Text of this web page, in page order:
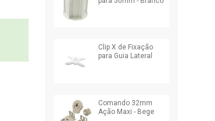
Clip X de Fixação
para Guia Lateral
Comando 32mm
Ação Maxi - Bege